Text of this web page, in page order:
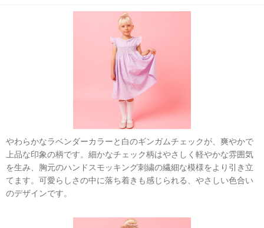
やわらかなラベンダーカラーと白のギンガムチェックが、爽やかで
上品な印象の柄です。細かなチェック柄はやさしく軽やかな雰囲気
を生み、胸元のハンドスモッキング刺繍の繊細な模様をより引き立
てます。可愛らしさの中に落ち着きも感じられる、やさしい色合い
のデザインです。